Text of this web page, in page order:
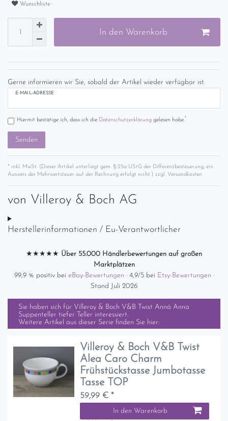
Wunschliste
In den Warenkorb
Gerne informieren wir Sie, sobald der Artikel wieder verfügbar ist.
E-MAIL-ADRESSE
Hiermit bestätige ich, dass ich die Daten­schutz­erklärunggelesen habe.*
Senden
* inkl. MwSt. (Dieser Artikel unterliegt gem. § 25a UStG der Differenzbesteuerung, ein
Ausweis der Mehrwertsteuer auf der Rechnung erfolgt nicht.) zzgl. Versandkosten
von Villeroy & Boch AG
Herstellerinformationen / Eu-Verantwortlicher
★★★★★ Über 55.000 Händlerbewertungen auf großen
Marktplätzen
99,9 % positiv bei eBay-Bewertungen · 4,9/5 bei Etsy-Bewertungen ·
Stand Juli 2026
Sie haben sich für Villeroy & Boch V&B Twist Anná Anna
Suppenteller tiefer Teller interessiert.
Weitere Artikel aus dieser Serie finden Sie hier:
Villeroy & Boch V&B Twist
Alea Caro Charm
Frühstückstasse Jumbotasse
Tasse TOP
59,99 € *
In den Warenkorb